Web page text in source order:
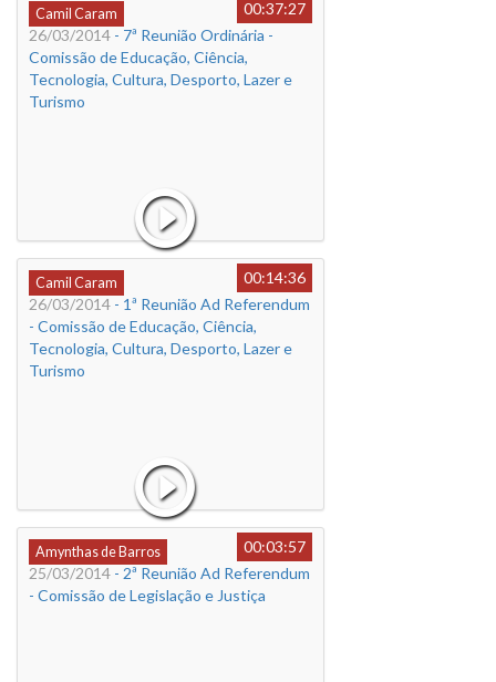
Camil Caram
00:37:27
26/03/2014 - 7ª Reunião Ordinária -
Comissão de Educação, Ciência,
Tecnologia, Cultura, Desporto, Lazer e
Turismo
Camil Caram
00:14:36
26/03/2014 - 1ª Reunião Ad Referendum
- Comissão de Educação, Ciência,
Tecnologia, Cultura, Desporto, Lazer e
Turismo
Amynthas de Barros
00:03:57
25/03/2014 - 2ª Reunião Ad Referendum
- Comissão de Legislação e Justiça